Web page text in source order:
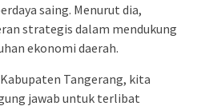
saing. Menurut dia,
strategis dalam mendukung
ekonomi daerah.
Tangerang, kita
jawab untuk terlibat